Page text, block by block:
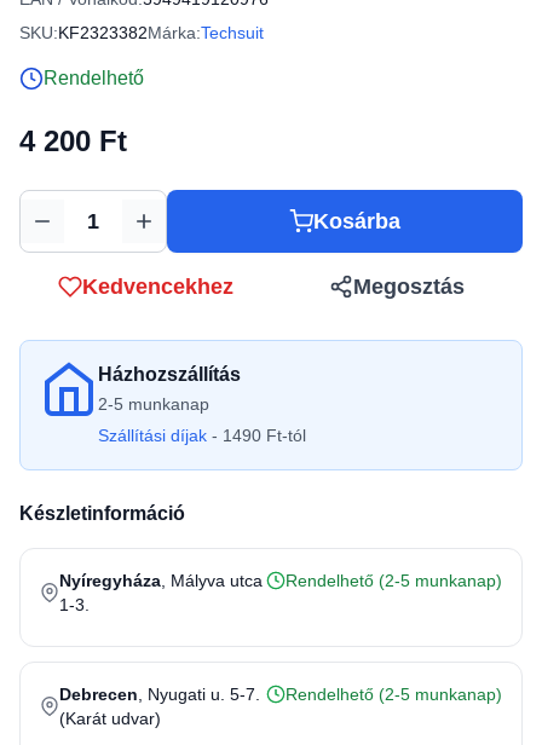
SKU:KF2323382Márka:Techsuit
Rendelhető
4 200 Ft
Mennyiség Kosárba
Kedvencekhez Megosztás
Házhozszállítás
2-5 munkanap
Szállítási díjak - 1490 Ft-tól
Készletinformáció
Nyíregyháza , Mályva utca
1-3.
Rendelhető (2-5 munkanap)
Debrecen , Nyugati u. 5-7.
(Karát udvar)
Rendelhető (2-5 munkanap)